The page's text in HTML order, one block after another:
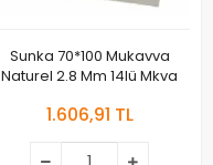
Sunka 70*100 Mukavva
Naturel 2.8 Mm 14lü Mkva
1.606,91 TL